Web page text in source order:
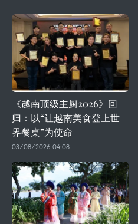
《越南顶级主厨2026》回
归：以“让越南美食登上世
界餐桌”为使命
03/08/2026 04:08